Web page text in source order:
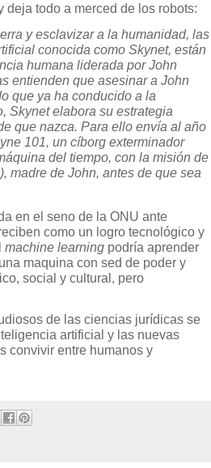
todo a merced de los robots:
y esclavizar a la humanidad, las
conocida como Skynet, están
humana liderada por John
entienden que asesinar a John
que ya ha conducido a la
Skynet elabora su estrategia
que nazca. Para ello envía al año
101, un cíborg exterminador
del tiempo, con la misión de
madre de John, antes de que sea
en el seno de la ONU ante
como un logro tecnológico y
machine learning podría aprender
maquina con sed de poder y
social y cultural, pero
de las ciencias jurídicas se
artificial y las nuevas
convivir entre humanos y